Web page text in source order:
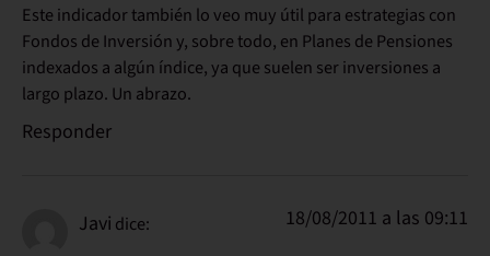
Este indicador también lo veo muy útil para estrategias con
Fondos de Inversión y, sobre todo, en Planes de Pensiones
indexados a algún índice, ya que suelen ser inversiones a
largo plazo. Un abrazo.
Responder
Javi dice: 18/08/2011 a las 09:11